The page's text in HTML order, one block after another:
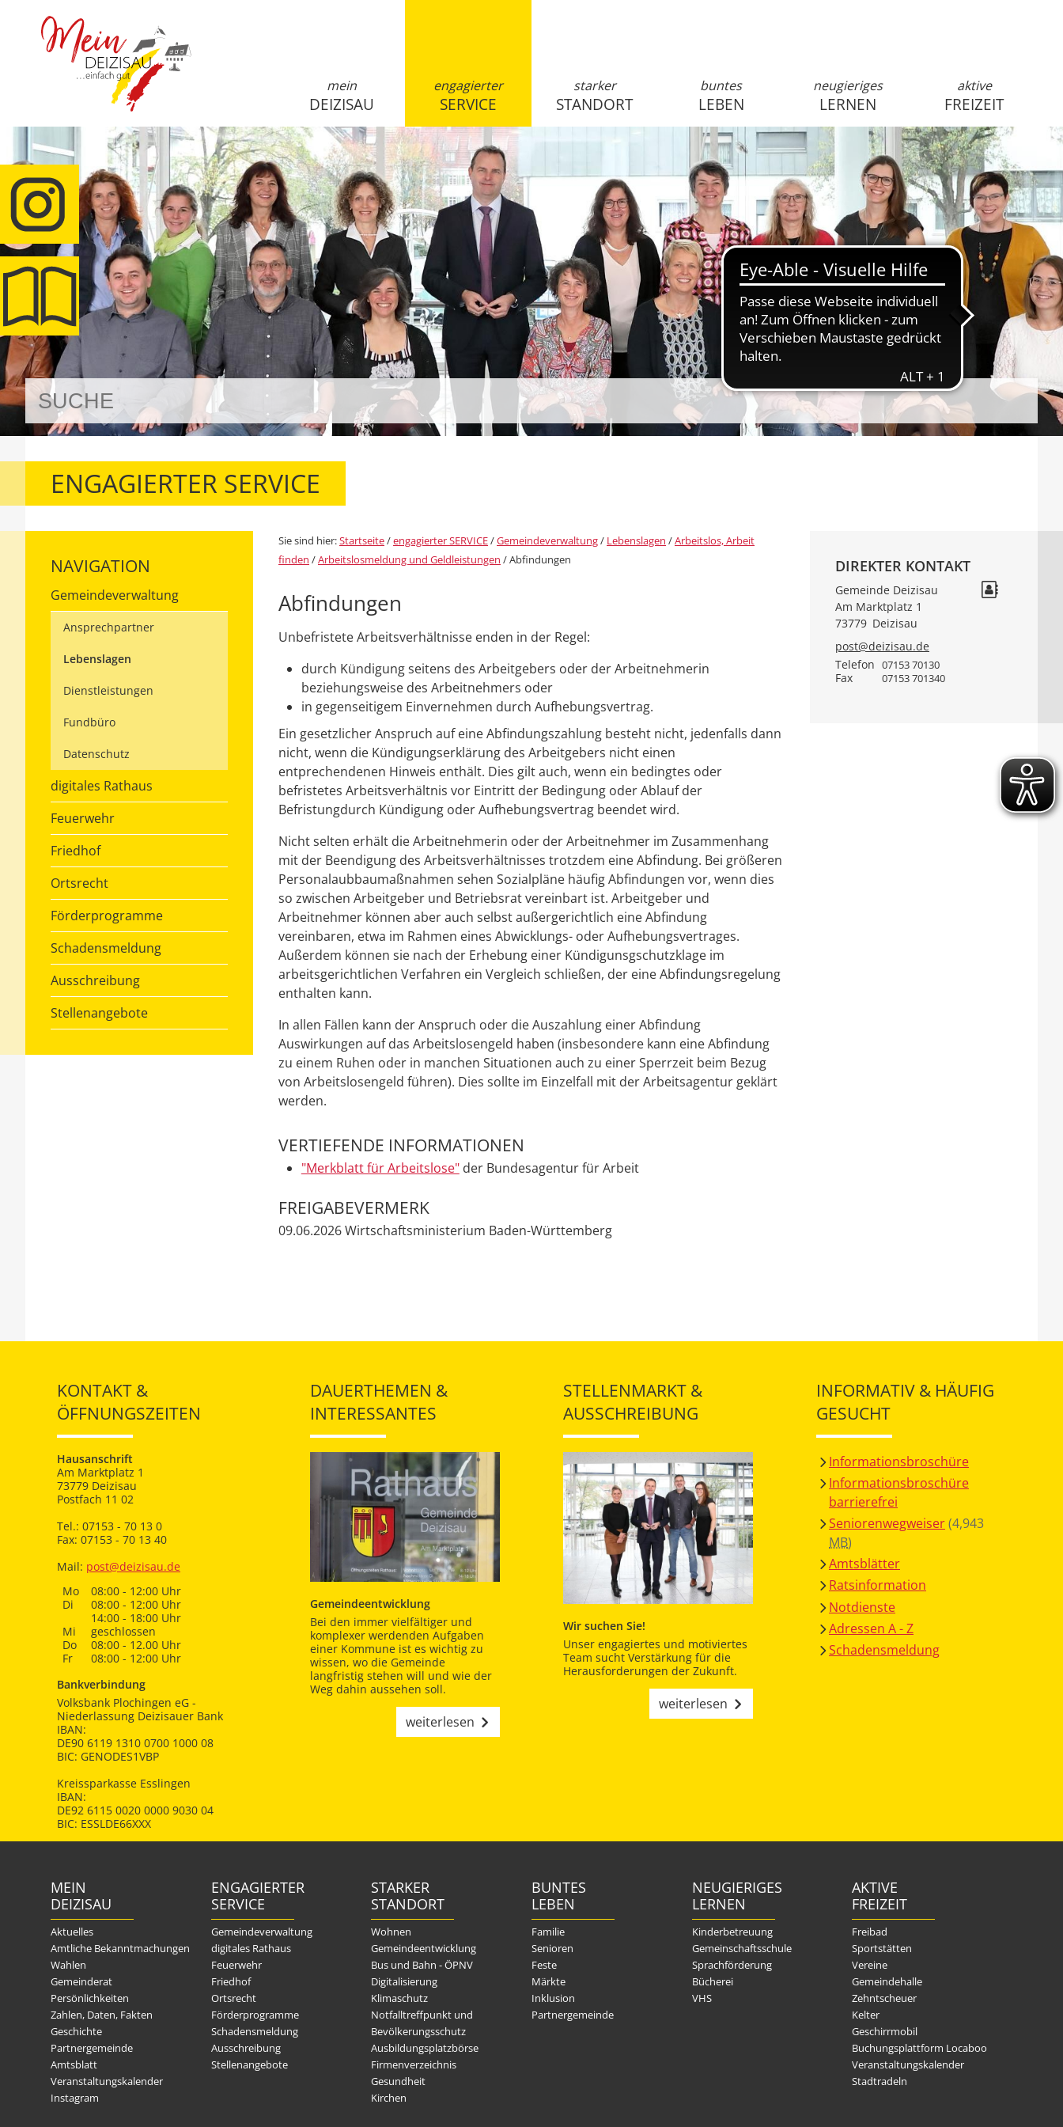
anmelden
mein
DEIZISAU
engagierter
SERVICE
starker
STANDORT
buntes
LEBEN
neugieriges
LERNEN
aktive
FREIZEIT
ENGAGIERTER SERVICE
NAVIGATION
Gemeindeverwaltung
Ansprechpartner
Lebenslagen
Dienstleistungen
Fundbüro
Datenschutz
digitales Rathaus
Feuerwehr
Friedhof
Ortsrecht
Förderprogramme
Schadensmeldung
Ausschreibung
Stellenangebote
Sie sind hier:Startseite/engagierter SERVICE/Gemeindeverwaltung/ Lebenslagen /Arbeitslos, Arbeit
finden /Arbeitslosmeldung und Geldleistungen /Abfindungen
Abfindungen
Unbefristete Arbeitsverhältnisse enden in der Regel:
durch Kündigung seitens des Arbeitgebers oder der Arbeitnehmerin
beziehungsweise des Arbeitnehmers oder
in gegenseitigem Einvernehmen durch Aufhebungsvertrag.
Ein gesetzlicher Anspruch auf eine Abfindungszahlung besteht nicht, jedenfalls dann
nicht, wenn die Kündigungserklärung des Arbeitgebers nicht einen
entprechendenen Hinweis enthält. Dies gilt auch, wenn ein bedingtes oder
befristetes Arbeitsverhältnis vor Eintritt der Bedingung oder Ablauf der
Befristungdurch Kündigung oder Aufhebungsvertrag beendet wird.
Nicht selten erhält die Arbeitnehmerin oder der Arbeitnehmer im Zusammenhang
mit der Beendigung des Arbeitsverhältnisses trotzdem eine Abfindung. Bei größeren
Personalaubbaumaßnahmen sehen Sozialpläne häufig Abfindungen vor, wenn dies
so zwischen Arbeitgeber und Betriebsrat vereinbart ist. Arbeitgeber und
Arbeitnehmer können aber auch selbst außergerichtlich eine Abfindung
vereinbaren, etwa im Rahmen eines Abwicklungs- oder Aufhebungsvertrages.
Außerdem können sie nach der Erhebung einer Kündigunsgschutzklage im
arbeitsgerichtlichen Verfahren ein Vergleich schließen, der eine Abfindungsregelung
enthalten kann.
In allen Fällen kann der Anspruch oder die Auszahlung einer Abfindung
Auswirkungen auf das Arbeitslosengeld haben (insbesondere kann eine Abfindung
zu einem Ruhen oder in manchen Situationen auch zu einer Sperrzeit beim Bezug
von Arbeitslosengeld führen). Dies sollte im Einzelfall mit der Arbeitsagentur geklärt
werden.
VERTIEFENDE INFORMATIONEN
"Merkblatt für Arbeitslose"der Bundesagentur für Arbeit
FREIGABEVERMERK
09.06.2026 Wirtschaftsministerium Baden-Württemberg
DIREKTER KONTAKT
Gemeinde Deizisau
Am Marktplatz 1
73779 Deizisau
post@deizisau.de
Telefon 07153 70130
Fax 07153 701340
KONTAKT &
ÖFFNUNGSZEITEN
Hausanschrift
Am Marktplatz 1
73779 Deizisau
Postfach 11 02
Tel.: 07153 - 70 13 0
Fax: 07153 - 70 13 40
Mail: post@deizisau.de
Mo
08:00 - 12:00 Uhr
Di
08:00 - 12:00 Uhr
14:00 - 18:00 Uhr
Mi
geschlossen
Do
08:00 - 12.00 Uhr
Fr
08:00 - 12:00 Uhr
Bankverbindung
Volksbank Plochingen eG -
Niederlassung Deizisauer Bank
IBAN:
DE90 6119 1310 0700 1000 08
BIC: GENODES1VBP
Kreissparkasse Esslingen
IBAN:
DE92 6115 0020 0000 9030 04
BIC: ESSLDE66XXX
DAUERTHEMEN &
INTERESSANTES
Gemeindeentwicklung
Bei den immer vielfältiger und
komplexer werdenden Aufgaben
einer Kommune ist es wichtig zu
wissen, wo die Gemeinde
langfristig stehen will und wie der
Weg dahin aussehen soll.
weiterlesen
STELLENMARKT &
AUSSCHREIBUNG
Wir suchen Sie!
Unser engagiertes und motiviertes
Team sucht Verstärkung für die
Herausforderungen der Zukunft.
weiterlesen
INFORMATIV & HÄUFIG
GESUCHT
Informationsbroschüre
Informationsbroschüre
barrierefrei
Seniorenwegweiser(4,943
MB)
Amtsblätter
Ratsinformation
Notdienste
Adressen A - Z
Schadensmeldung
MEIN
DEIZISAU
Aktuelles
Amtliche Bekanntmachungen
Wahlen
Gemeinderat
Persönlichkeiten
Zahlen, Daten, Fakten
Geschichte
Partnergemeinde
Amtsblatt
Veranstaltungskalender
Instagram
ENGAGIERTER
SERVICE
Gemeindeverwaltung
digitales Rathaus
Feuerwehr
Friedhof
Ortsrecht
Förderprogramme
Schadensmeldung
Ausschreibung
Stellenangebote
STARKER
STANDORT
Wohnen
Gemeindeentwicklung
Bus und Bahn - ÖPNV
Digitalisierung
Klimaschutz
Notfalltreffpunkt und
Bevölkerungsschutz
Ausbildungsplatzbörse
Firmenverzeichnis
Gesundheit
Kirchen
BUNTES
LEBEN
Familie
Senioren
Feste
Märkte
Inklusion
Partnergemeinde
NEUGIERIGES
LERNEN
Kinderbetreuung
Gemeinschaftsschule
Sprachförderung
Bücherei
VHS
AKTIVE
FREIZEIT
Freibad
Sportstätten
Vereine
Gemeindehalle
Zehntscheuer
Kelter
Geschirrmobil
Buchungsplattform Locaboo
Veranstaltungskalender
Stadtradeln